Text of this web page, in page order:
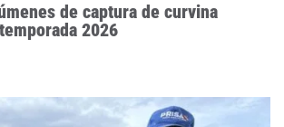
de captura de curvina
2026